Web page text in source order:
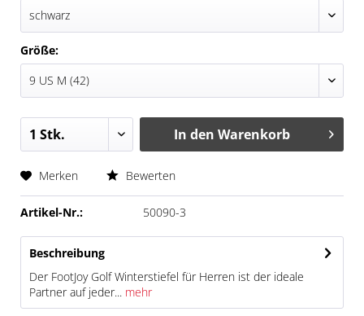
Größe:
In den Warenkorb
Merken Bewerten
Artikel-Nr.: 50090-3
Beschreibung
Der FootJoy Golf Winterstiefel für Herren ist der ideale
Partner auf jeder... mehr